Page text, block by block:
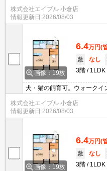
株式会社エイブル 小倉店
情報更新日 2026/08/03
画像：19枚
6.4万円(
敷
なし
3階
1LDK
犬・猫の飼育可。ウォークイ
株式会社エイブル 小倉店
情報更新日 2026/08/03
画像：19枚
6.4万円(
敷
なし
3階
1LDK